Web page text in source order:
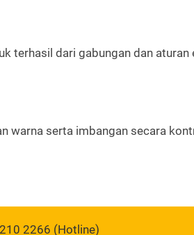
terhasil dari gabungan dan aturan
warna serta imbangan secara
2266 (Hotline)